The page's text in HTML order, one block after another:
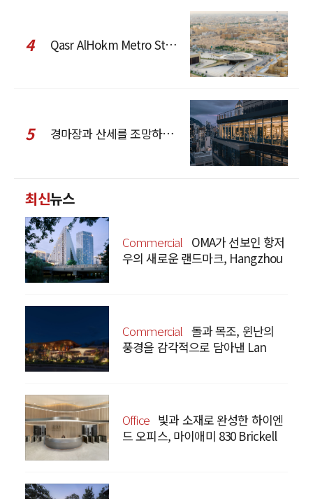
4 Qasr AlHokm Metro Station, 구도심과 현대 공공 인프라의 접점을 제안하다
5 경마장과 산세를 조망하는 CCD Hong Kong Creative Center
최신뉴스
Commercial OMA가 선보인 항저
우의 새로운 랜드마크, Hangzhou
Commercial 돌과 목조, 윈난의
풍경을 감각적으로 담아낸 Lan
Office 빛과 소재로 완성한 하이엔
드 오피스, 마이애미 830 Brickell